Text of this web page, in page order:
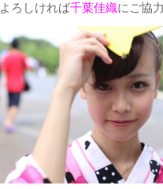
よろしければ千葉佳織にご協